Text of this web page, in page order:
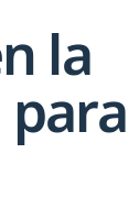
la
para